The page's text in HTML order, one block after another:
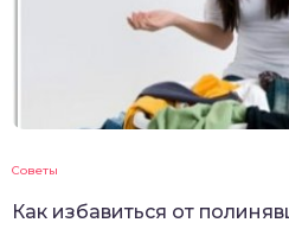
Советы
Как избавиться от